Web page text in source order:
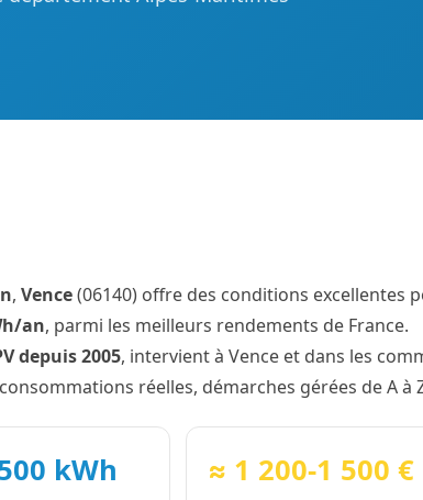
, Vence(06140) offre des conditions excellentes
an, parmi les meilleurs rendements de France.
depuis 2005, intervient à Vence et dans les
réelles, démarches gérées de A à
kWh ≈ 1 200-1 500 €